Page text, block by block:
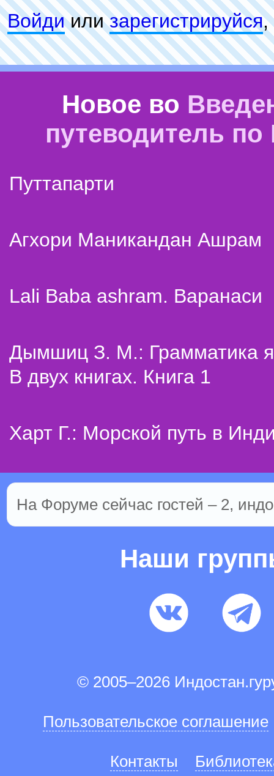
Войдиилизарeгиcтpируйся,
Новое во
путеводитель
Путтапарти
Агхори Маникандан Ашрам
Lali Baba ashram. Варанаси
Дымшиц З. М.: Грамматика
В двух книгах. Книга 1
Харт Г.: Морской путь в
На Форуме сейчас гостей – 2,
Наши
© 2005–2026
Пользовательское соглашение
Контакты